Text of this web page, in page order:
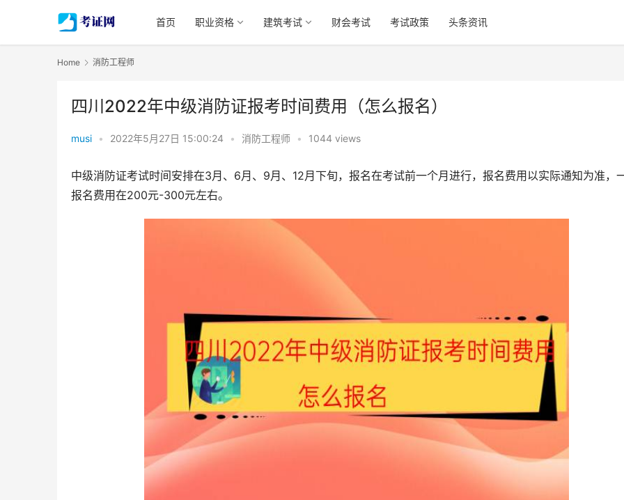
首页 职业资格 建筑考试 财会考试 考试政策 头条资讯
Home 消防工程师
四川2022年中级消防证报考时间费用（怎么报名）
musi • 2022年5月27日 15:00:24 • 消防工程师 • 1044 views
中级消防证考试时间安排在3月、6月、9月、12月下旬，报名在考试前一个月进行，报名费用以实际通知为准，
报名费用在200元-300元左右。